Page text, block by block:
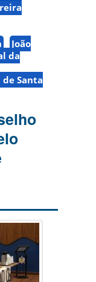
João
da
Santa